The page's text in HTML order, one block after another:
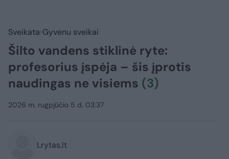
Sveikata Gyvenu sveikai
Šilto vandens stiklinė ryte:
profesorius įspėja – šis įprotis
naudingas ne visiems (3)
2026 m. rugpjūčio 5 d. 03:37
Lrytas.lt